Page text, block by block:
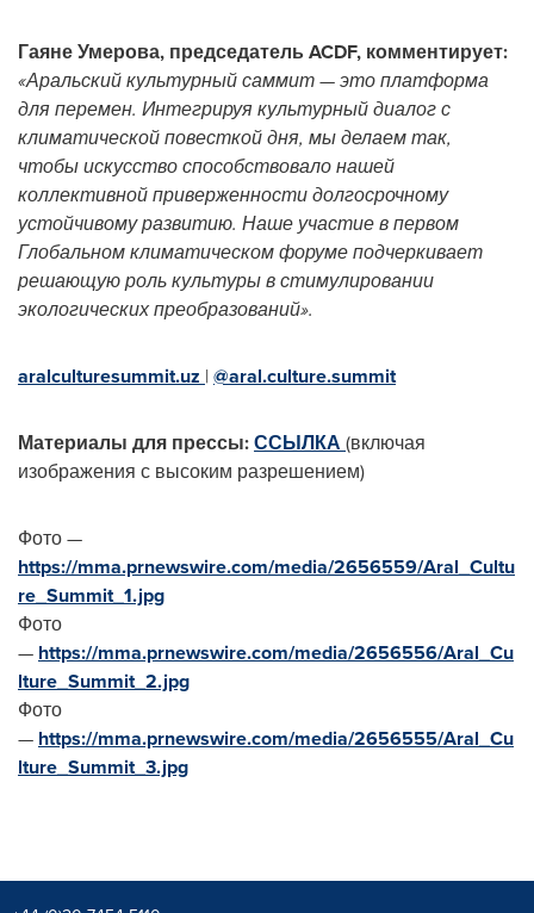
Гаяне Умерова, председатель ACDF, комментирует:
«Аральский культурный саммит — это платформа
для перемен. Интегрируя культурный диалог с
климатической повесткой дня, мы делаем так,
чтобы искусство способствовало нашей
коллективной приверженности долгосрочному
устойчивому развитию. Наше участие в первом
Глобальном климатическом форуме подчеркивает
решающую роль культуры в стимулировании
экологических преобразований».
aralculturesummit.uz |@aral.culture.summit
Материалы для прессы:ССЫЛКА (включая
изображения с высоким разрешением)
Фото —
https://mma.prnewswire.com/media/2656559/Aral_Cultu
re_Summit_1.jpg
Фото
— https://mma.prnewswire.com/media/2656556/Aral_Cu
lture_Summit_2.jpg
Фото
— https://mma.prnewswire.com/media/2656555/Aral_Cu
lture_Summit_3.jpg